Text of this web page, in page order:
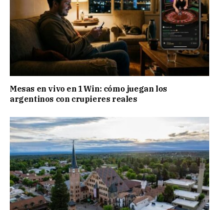
Mesas en vivo en 1Win: cómo juegan los
argentinos con crupieres reales